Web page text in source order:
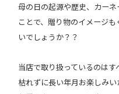
母の日の起源や歴史、カー
ことで、贈り物のイメージ
いでしょうか？？
当店で取り扱っているのはす
枯れずに長い年月お楽しみい